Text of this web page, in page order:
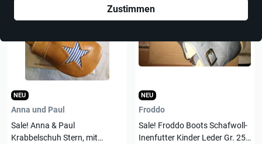
Zustimmen
NEU
Anna und Paul
Sale! Anna & Paul
Krabbelschuh Stern, mit
NEU
Froddo
Sale! Froddo Boots Schafwoll-
Inenfutter Kinder Leder Gr. 25